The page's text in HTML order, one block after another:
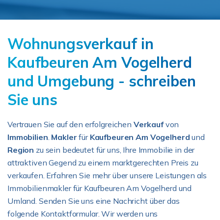
Wohnungsverkauf in
Kaufbeuren Am Vogelherd
und Umgebung - schreiben
Sie uns
Vertrauen Sie auf den erfolgreichen Verkaufvon
Immobilien. Maklerfür Kaufbeuren Am Vogelherdund
Region zu sein bedeutet für uns, Ihre Immobilie in der
attraktiven Gegend zu einem marktgerechten Preis zu
verkaufen. Erfahren Sie mehr über unsere Leistungen als
Immobilienmakler für Kaufbeuren Am Vogelherd und
Umland. Senden Sie uns eine Nachricht über das
folgende Kontaktformular. Wir werden uns